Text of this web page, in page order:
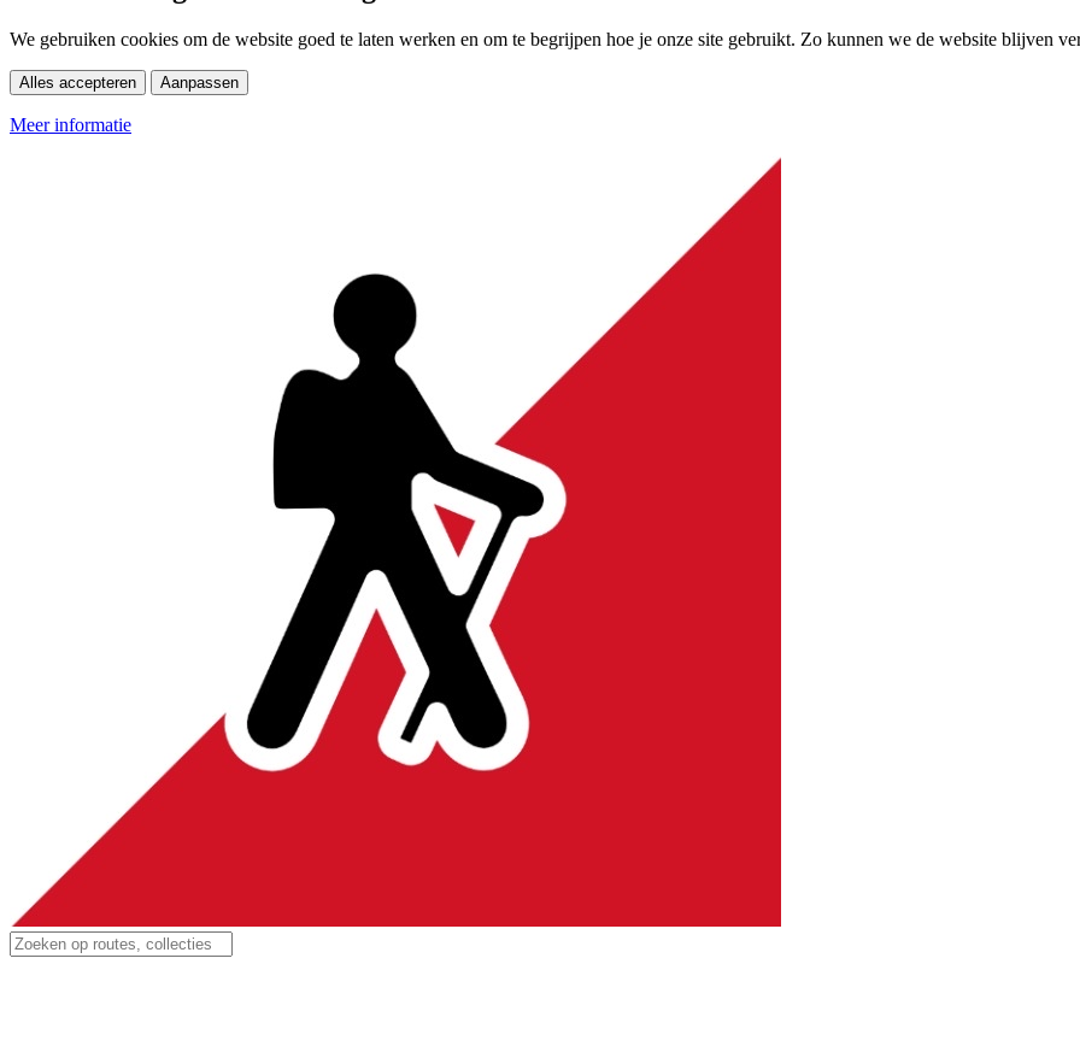
We gebruiken cookies om de website goed te laten werken en om te begrijpen hoe je onze site gebruikt. Zo kunnen we de website blijven
Alles accepteren Aanpassen
Meer informatie